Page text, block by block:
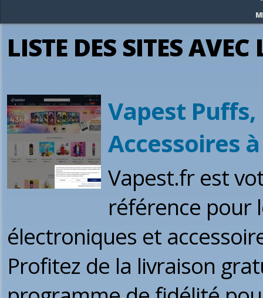
LISTE DES SITES
Vapest
Accessoires
Vapest.fr est
référence pour
électroniques et
Profitez de la livraison